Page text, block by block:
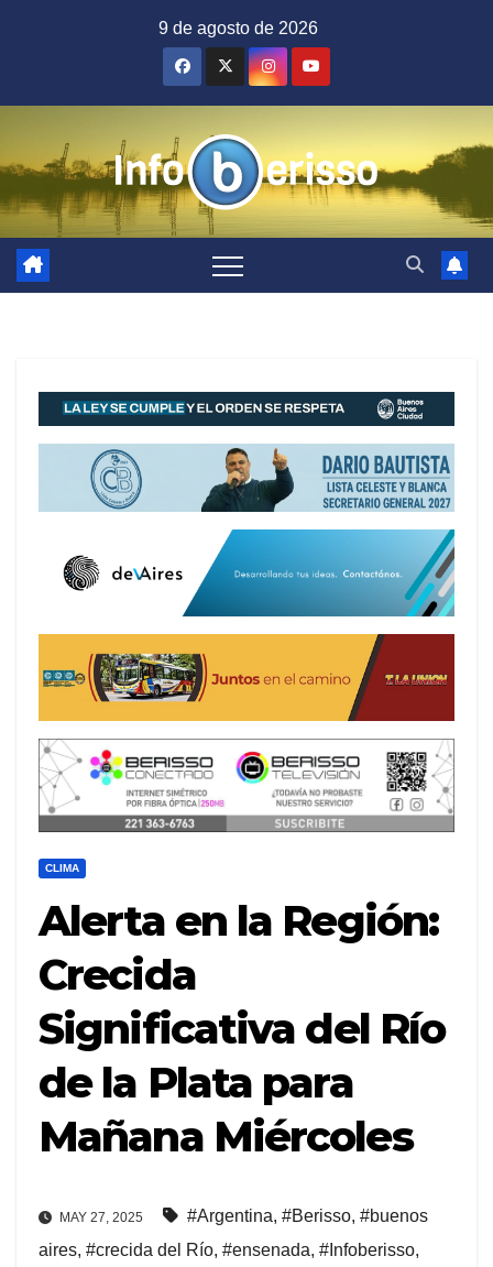
9 de agosto de 2026
CLIMA
Alerta en la Región:
Crecida
Significativa del Río
de la Plata para
Mañana Miércoles
MAY 27, 2025 #Argentina, #Berisso, #buenos
aires, #crecida del Río, #ensenada, #Infoberisso,